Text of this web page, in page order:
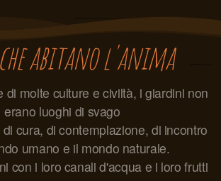
che abitano l'anima
di molte culture e civiltà, i giardini non
erano luoghi di svago
cura, di contemplazione, di incontro
umano e il mondo naturale.
con i loro canali d'acqua e i loro frutti